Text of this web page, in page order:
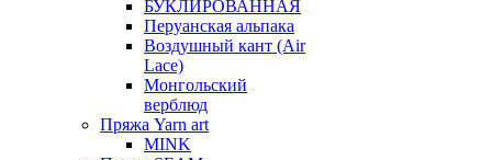
БУКЛИРОВАННАЯ
Перуанская альпака
Воздушный кант (Air
Lace)
Монгольский
верблюд
Пряжа Yarn art
MINK